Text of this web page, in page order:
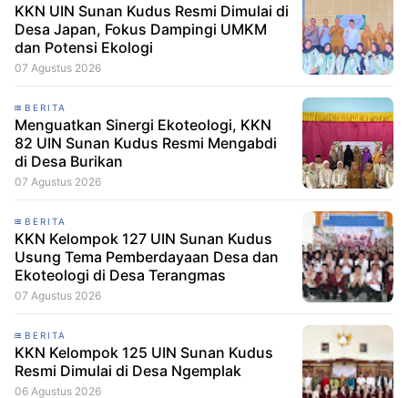
KKN UIN Sunan Kudus Resmi Dimulai di
Desa Japan, Fokus Dampingi UMKM
dan Potensi Ekologi
07 Agustus 2026
BERITA
Menguatkan Sinergi Ekoteologi, KKN
82 UIN Sunan Kudus Resmi Mengabdi
di Desa Burikan
07 Agustus 2026
BERITA
KKN Kelompok 127 UIN Sunan Kudus
Usung Tema Pemberdayaan Desa dan
Ekoteologi di Desa Terangmas
07 Agustus 2026
BERITA
KKN Kelompok 125 UIN Sunan Kudus
Resmi Dimulai di Desa Ngemplak
06 Agustus 2026